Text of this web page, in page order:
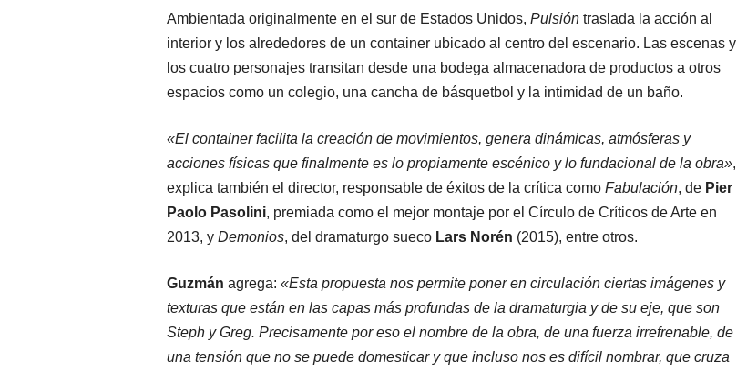
Ambientada originalmente en el sur de Estados Unidos, Pulsióntraslada la acción al
interior y los alrededores de un container ubicado al centro del escenario. Las escenas y
los cuatro personajes transitan desde una bodega almacenadora de productos a otros
espacios como un colegio, una cancha de básquetbol y la intimidad de un baño.
«El container facilita la creación de movimientos, genera dinámicas, atmósferas y
acciones físicas que finalmente es lo propiamente escénico y lo fundacional de la obra»,
explica también el director, responsable de éxitos de la crítica como Fabulación, de Pier
Paolo Pasolini, premiada como el mejor montaje por el Círculo de Críticos de Arte en
2013, y Demonios, del dramaturgo sueco Lars Norén (2015), entre otros.
Guzmán agrega: «Esta propuesta nos permite poner en circulación ciertas imágenes y
texturas que están en las capas más profundas de la dramaturgia y de su eje, que son
Steph y Greg. Precisamente por eso el nombre de la obra, de una fuerza irrefrenable, de
una tensión que no se puede domesticar y que incluso nos es difícil nombrar, que cruza